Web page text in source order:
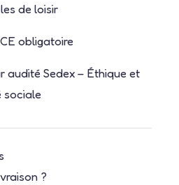
de loisir
obligatoire
audité Sedex – Éthique et
sociale
?